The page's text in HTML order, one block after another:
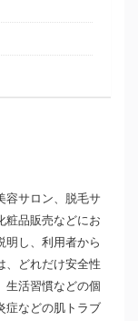
容サロン、脱毛サ
粧品販売などにお
明し、利用者から
、どれだけ安全性
生活習慣などの個
症などの肌トラブ